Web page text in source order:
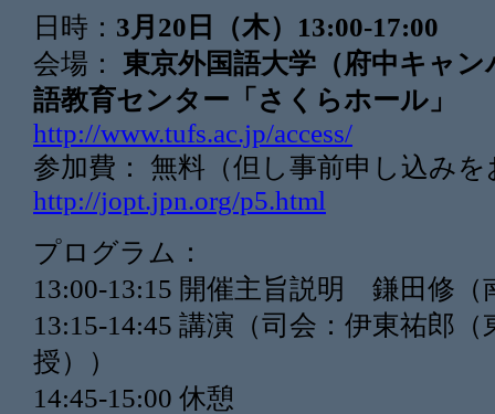
日時： 3月20日（木）13:00-17:00
会場： 東京外国語大学（府中キャ
語教育センター「 さくらホール」
http://www.tufs.ac.jp/access/
参加費： 無料（但し事前申し込み
http://jopt.jpn.org/p5.html
プログラム：
13:00-13:15 開催主旨説明 鎌田修（
13:15-14:45 講演（司会：伊東祐郎
授））
14:45-15:00 休憩